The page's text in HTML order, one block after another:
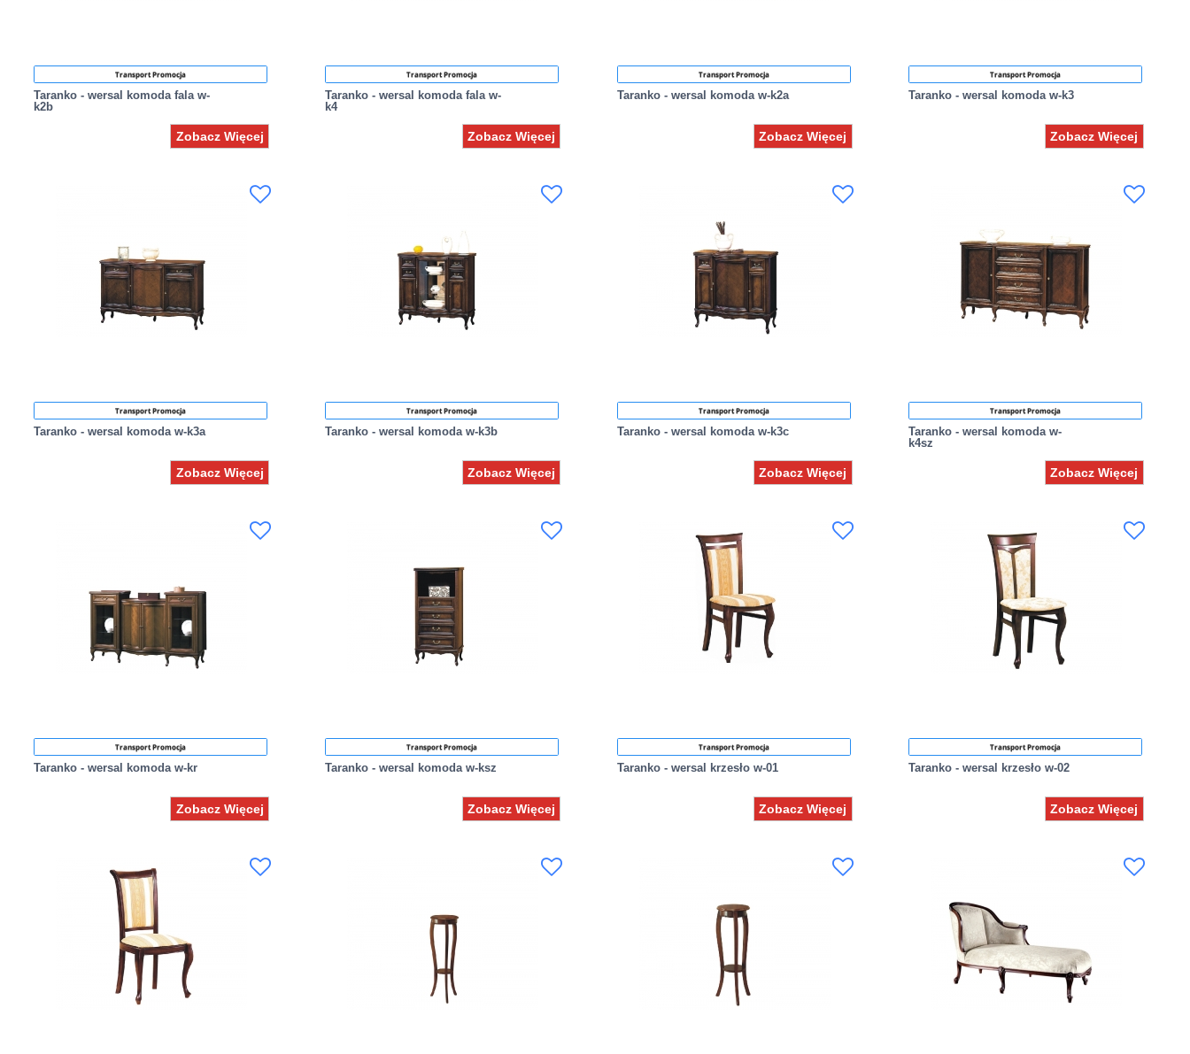
Transport Promocja
Taranko - wersal komoda fala w-
k2b
Zobacz Więcej
Transport Promocja
Taranko - wersal komoda fala w-
k4
Zobacz Więcej
Transport Promocja
Taranko - wersal komoda w-k2a
Zobacz Więcej
Transport Promocja
Taranko - wersal komoda w-k3
Zobacz Więcej
Transport Promocja
Taranko - wersal komoda w-k3a
Zobacz Więcej
Transport Promocja
Taranko - wersal komoda w-k3b
Zobacz Więcej
Transport Promocja
Taranko - wersal komoda w-k3c
Zobacz Więcej
Transport Promocja
Taranko - wersal komoda w-
k4sz
Zobacz Więcej
Transport Promocja
Taranko - wersal komoda w-kr
Zobacz Więcej
Transport Promocja
Taranko - wersal komoda w-ksz
Zobacz Więcej
Transport Promocja
Taranko - wersal krzesło w-01
Zobacz Więcej
Transport Promocja
Taranko - wersal krzesło w-02
Zobacz Więcej